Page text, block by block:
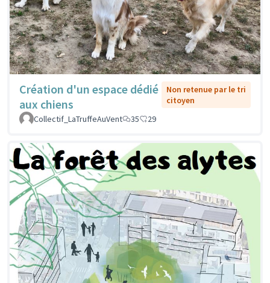
Création d'un espace dédié
aux chiens
Non retenue par le tri
citoyen
Collectif_LaTruffeAuVent
35 29